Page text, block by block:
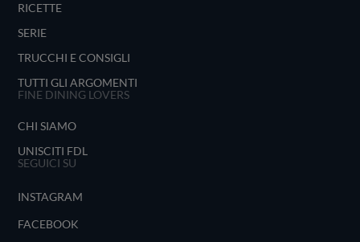
RICETTE
SERIE
TRUCCHI E CONSIGLI
TUTTI GLI ARGOMENTI
FINE DINING LOVERS
CHI SIAMO
UNISCITI FDL
SEGUICI SU
INSTAGRAM
FACEBOOK